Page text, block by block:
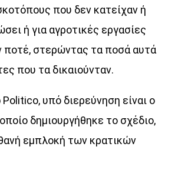
που δεν κατείχαν ή
ή για αγροτικές εργασίες
ποτέ, στερώντας τα ποσά αυτά
που τα δικαιούνταν.
υπό διερεύνηση είναι ο
δηµιουργήθηκε το σχέδιο,
εµπλοκή των κρατικών